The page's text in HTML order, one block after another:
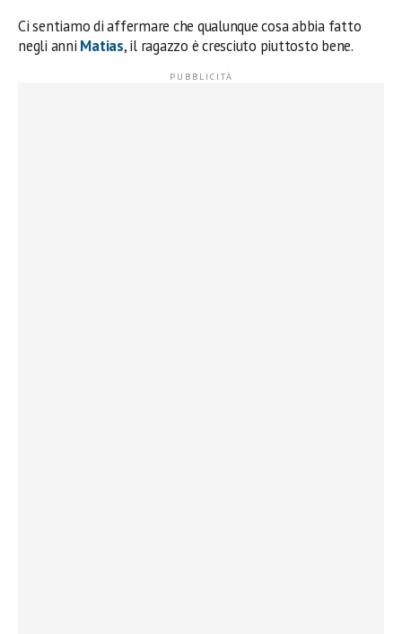
Ci sentiamo di affermare che qualunque cosa abbia fatto
negli anni Matias, il ragazzo è cresciuto piuttosto bene.